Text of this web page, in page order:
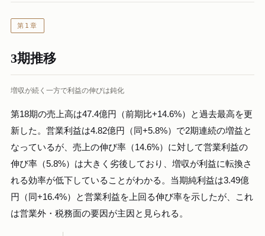
第1章
3期推移
増収が続く一方で利益の伸びは鈍化
第18期の売上高は47.4億円（前期比+14.6%）と過去最高を更
新した。営業利益は4.82億円（同+5.8%）で2期連続の増益と
なっているが、売上の伸び率（14.6%）に対して営業利益の
伸び率（5.8%）は大きく劣後しており、増収が利益に転換さ
れる効率が低下していることがわかる。当期純利益は3.49億
円（同+16.4%）と営業利益を上回る伸び率を示したが、これ
は営業外・税務面の要因が主因と見られる。